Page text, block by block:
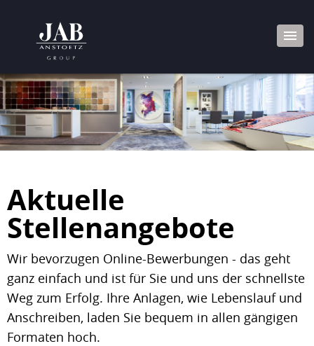
Aktuelle
Stellenangebote
Wir bevorzugen Online-Bewerbungen - das geht
ganz einfach und ist für Sie und uns der schnellste
Weg zum Erfolg. Ihre Anlagen, wie Lebenslauf und
Anschreiben, laden Sie bequem in allen gängigen
Formaten hoch.